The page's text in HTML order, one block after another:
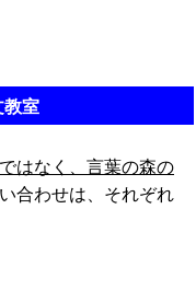
室
はなく、言葉の森の
合わせは、それぞれ